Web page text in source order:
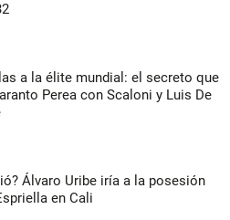
a la élite mundial: el secreto que
Perea con Scaloni y Luis De
Álvaro Uribe iría a la posesión
en Cali